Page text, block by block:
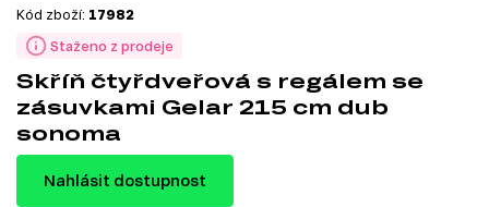
Staženo z prodeje
Kód zboží: 17982
Skříň čtyřdveřová s regálem se
zásuvkami Gelar 215 cm dub
sonoma
Nahlásit dostupnost